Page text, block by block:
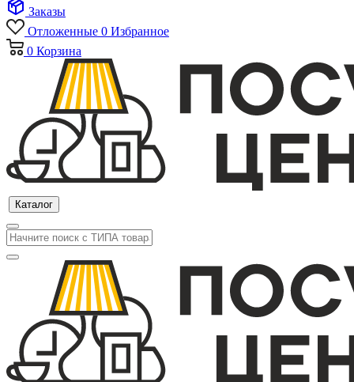
Заказы
Отложенные 0 Избранное
0 Корзина
Каталог